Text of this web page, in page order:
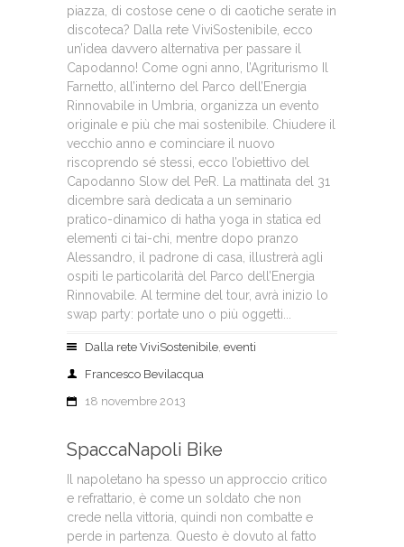
piazza, di costose cene o di caotiche serate in
discoteca? Dalla rete ViviSostenibile, ecco
un’idea davvero alternativa per passare il
Capodanno! Come ogni anno, l’Agriturismo Il
Farnetto, all’interno del Parco dell’Energia
Rinnovabile in Umbria, organizza un evento
originale e più che mai sostenibile. Chiudere il
vecchio anno e cominciare il nuovo
riscoprendo sé stessi, ecco l’obiettivo del
Capodanno Slow del PeR. La mattinata del 31
dicembre sarà dedicata a un seminario
pratico-dinamico di hatha yoga in statica ed
elementi ci tai-chi, mentre dopo pranzo
Alessandro, il padrone di casa, illustrerà agli
ospiti le particolarità del Parco dell’Energia
Rinnovabile. Al termine del tour, avrà inizio lo
swap party: portate uno o più oggetti...
Dalla rete ViviSostenibile, eventi
Francesco Bevilacqua
18 novembre 2013
SpaccaNapoli Bike
Il napoletano ha spesso un approccio critico
e refrattario, è come un soldato che non
crede nella vittoria, quindi non combatte e
perde in partenza. Questo è dovuto al fatto